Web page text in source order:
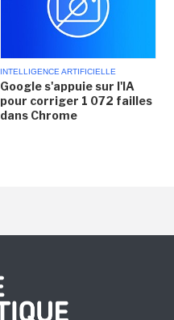
INTELLIGENCE ARTIFICIELLE
Google s'appuie sur l'IA
pour corriger 1 072 failles
dans Chrome